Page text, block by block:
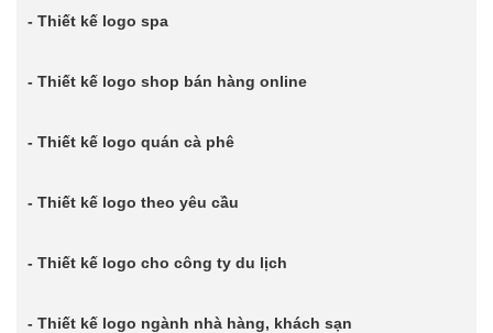
- Thiết kế logo spa
- Thiết kế logo shop bán hàng online
- Thiết kế logo quán cà phê
- Thiết kế logo theo yêu cầu
- Thiết kế logo cho công ty du lịch
- Thiết kế logo ngành nhà hàng, khách sạn